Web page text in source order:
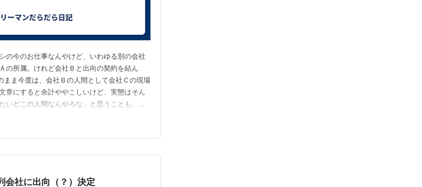
の今のお仕事なんやけど、いわゆる別の会社
の所属。けれど会社Ｂと出向の契約を結ん
ま今度は、会社Ｂの人間として会社Ｃの現場
章にすると余計ややこしいけど、実態はそん
いどこの人間なんやろな」と思うことも、た
でも言うんやろかね。 大きな仕事が減って
で人を減らすか…
会社に出向（？）決定